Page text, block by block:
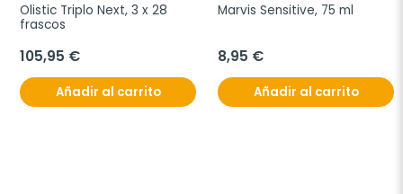
Olistic Triplo Next, 3 x 28
frascos
105,95 €
Añadir al carrito
Marvis Sensitive, 75 ml
8,95 €
Añadir al carrito